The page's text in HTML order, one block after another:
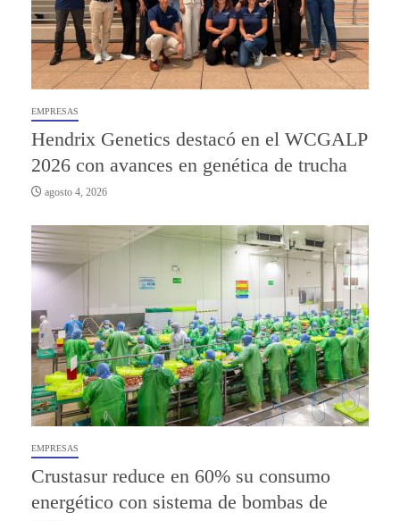
EMPRESAS
Hendrix Genetics destacó en el WCGALP
2026 con avances en genética de trucha
agosto 4, 2026
EMPRESAS
Crustasur reduce en 60% su consumo
energético con sistema de bombas de